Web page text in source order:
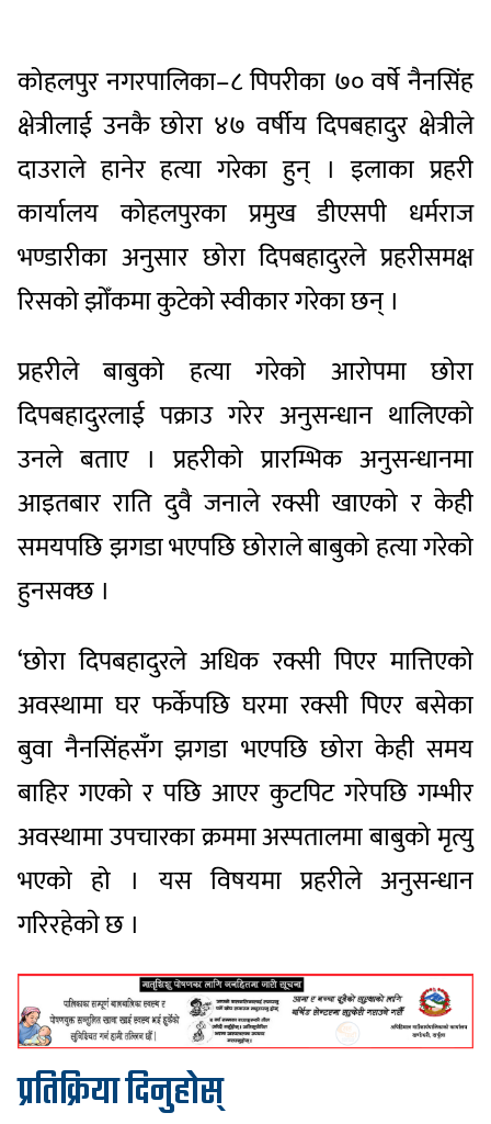
कोहलपुर नगरपालिका–८ पिपरीका ७० वर्षे नैनसिंह
क्षेत्रीलाई उनकै छोरा ४७ वर्षीय दिपबहादुर क्षेत्रीले
दाउराले हानेर हत्या गरेका हुन् । इलाका प्रहरी
कार्यालय कोहलपुरका प्रमुख डीएसपी धर्मराज
भण्डारीका अनुसार छोरा दिपबहादुरले प्रहरीसमक्ष
रिसको झोँकमा कुटेको स्वीकार गरेका छन् ।
प्रहरीले बाबुको हत्या गरेको आरोपमा छोरा
दिपबहादुरलाई पक्राउ गरेर अनुसन्धान थालिएको
उनले बताए । प्रहरीको प्रारम्भिक अनुसन्धानमा
आइतबार राति दुवै जनाले रक्सी खाएको र केही
समयपछि झगडा भएपछि छोराले बाबुको हत्या गरेको
हुनसक्छ ।
‘छोरा दिपबहादुरले अधिक रक्सी पिएर मात्तिएको
अवस्थामा घर फर्केपछि घरमा रक्सी पिएर बसेका
बुवा नैनसिंहसँग झगडा भएपछि छोरा केही समय
बाहिर गएको र पछि आएर कुटपिट गरेपछि गम्भीर
अवस्थामा उपचारका क्रममा अस्पतालमा बाबुको मृत्यु
भएको हो । यस विषयमा प्रहरीले अनुसन्धान
गरिरहेकाे छ ।
प्रतिक्रिया दिनुहोस्